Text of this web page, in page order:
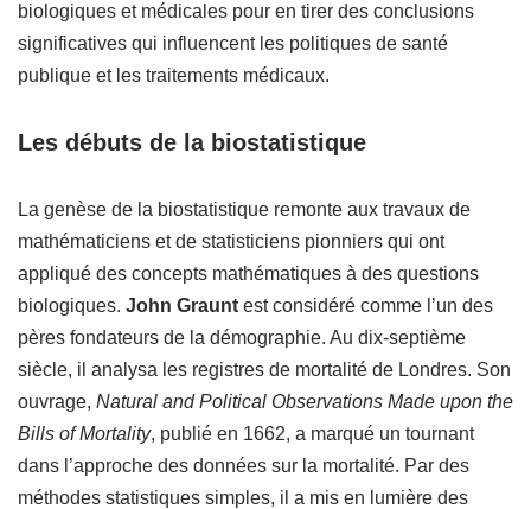
biologiques et médicales pour en tirer des conclusions
significatives qui influencent les politiques de santé
publique et les traitements médicaux.
Les débuts de la biostatistique
La genèse de la biostatistique remonte aux travaux de
mathématiciens et de statisticiens pionniers qui ont
appliqué des concepts mathématiques à des questions
biologiques. John Graunt est considéré comme l’un des
pères fondateurs de la démographie. Au dix-septième
siècle, il analysa les registres de mortalité de Londres. Son
ouvrage, Natural and Political Observations Made upon the
Bills of Mortality, publié en 1662, a marqué un tournant
dans l’approche des données sur la mortalité. Par des
méthodes statistiques simples, il a mis en lumière des